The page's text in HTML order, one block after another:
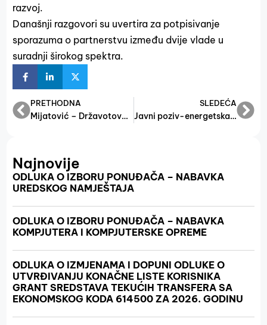
razvoj.
Današnji razgovori su uvertira za potpisivanje
sporazuma o partnerstvu između dvije vlade u
suradnji širokog spektra.
PRETHODNA
Mijatović – Državotovorna politika zasniva se na stvarnim potrebama građana
SLEDEĆA
Javni poziv-energetska efikasnost MSP
Najnovije
ODLUKA O IZBORU PONUĐAČA – NABAVKA
UREDSKOG NAMJEŠTAJA
ODLUKA O IZBORU PONUĐAČA – NABAVKA
KOMPJUTERA I KOMPJUTERSKE OPREME
ODLUKA O IZMJENAMA I DOPUNI ODLUKE O
UTVRĐIVANJU KONAČNE LISTE KORISNIKA
GRANT SREDSTAVA TEKUĆIH TRANSFERA SA
EKONOMSKOG KODA 614500 ZA 2026. GODINU